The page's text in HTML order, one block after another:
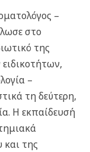
–
στο
της
ειδικοτήτων,
–
τη δεύτερη,
Η εκπαίδευσή
και της